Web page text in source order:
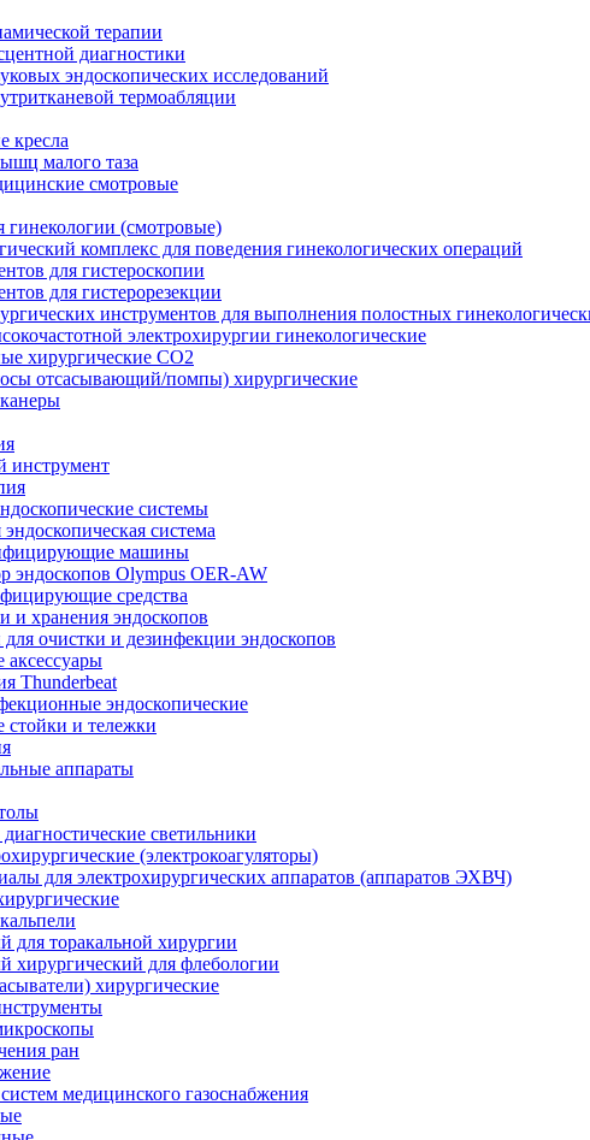
терапии
диагностики
эндоскопических исследований
термоабляции
кресла
малого таза
смотровые
(смотровые)
комплекс для поведения гинекологических операций
для гистероскопии
для гистерорезекции
инструментов для выполнения полостных
электрохирургии гинекологические
хирургические СО2
отсасывающий/помпы) хирургические
инструмент
системы
система
машины
эндоскопов Olympus OER-AW
средства
хранения эндоскопов
очистки и дезинфекции эндоскопов
аксессуары
Thunderbeat
эндоскопические
стойки и тележки
аппараты
светильники
(электрокоагуляторы)
для электрохирургических аппаратов (аппаратов ЭХВЧ)
для торакальной хирургии
хирургический для флебологии
хирургические
ран
медицинского газоснабжения